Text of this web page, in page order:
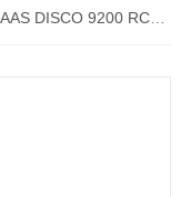
DISCO 9200 RC后置割草机